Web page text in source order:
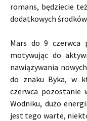
romans, będziecie
dodatkowych
Mars do 9 czerwca
motywując do
nawiązywania
do znaku Byka, w
czerwca
Wodniku, dużo
jest tego warte,